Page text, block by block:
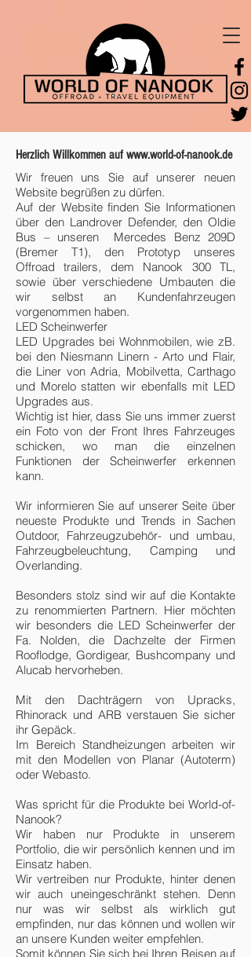
Herzlich Willkommen auf www.world-of-nanook.de
Wir freuen uns Sie auf unserer neuen
Website begrüßen zu dürfen.
Auf der Website finden Sie Informationen
über den Landrover Defender, den Oldie
Bus – unseren Mercedes Benz 209D
(Bremer T1), den Prototyp unseres
Offroad trailers, dem Nanook 300 TL,
sowie über verschiedene Umbauten die
wir selbst an Kundenfahrzeugen
vorgenommen haben.
LED Scheinwerfer
LED Upgrades bei Wohnmobilen, wie zB.
bei den Niesmann Linern - Arto und Flair,
die Liner von Adria, Mobilvetta, Carthago
und Morelo statten wir ebenfalls mit LED
Upgrades aus.
​Wichtig ist hier, dass Sie uns immer zuerst
ein Foto von der Front Ihres Fahrzeuges
schicken, wo man die einzelnen
Funktionen der Scheinwerfer erkennen
kann.
Wir informieren Sie auf unserer Seite über
neueste Produkte und Trends in Sachen
Outdoor, Fahrzeugzubehör- und umbau,
Fahrzeugbeleuchtung, Camping und
Overlanding. ​
Besonders stolz sind wir auf die Kontakte
zu renommierten Partnern. Hier möchten
wir besonders die LED Scheinwerfer der
Fa. Nolden, die Dachzelte der Firmen
Rooflodge, Gordigear, Bushcompany und
Alucab hervorheben.
Mit den Dachträgern von Upracks,
Rhinorack und ARB verstauen Sie sicher
ihr Gepäck.
Im Bereich Standheizungen arbeiten wir
mit den Modellen von Planar (Autoterm)
oder Webasto.
Was spricht für die Produkte bei World-of-
Nanook?
Wir haben nur Produkte in unserem
Portfolio, die wir persönlich kennen und im
Einsatz haben.
Wir vertreiben nur Produkte, hinter denen
wir auch uneingeschränkt stehen. Denn
nur was wir selbst als wirklich gut
empfinden, nur das können und wollen wir
an unsere Kunden weiter empfehlen.
Somit können Sie sich bei Ihren Reisen auf